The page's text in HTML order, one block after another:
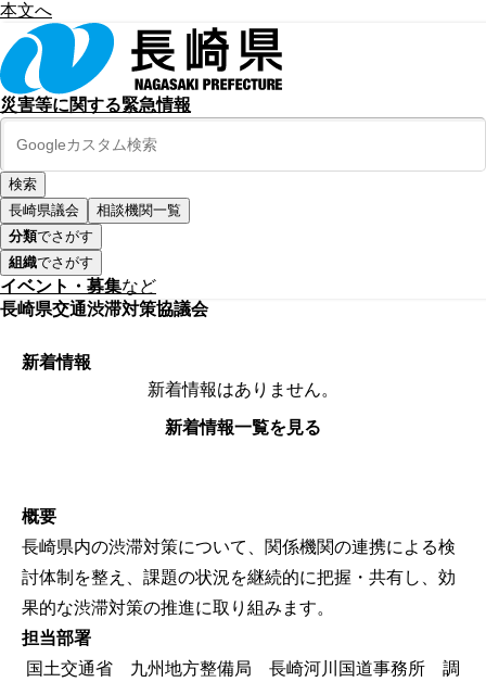
本文へ
災害等に関する緊急情報
長崎県議会
相談機関一覧
分類でさがす
組織でさがす
イベント・募集など
長崎県交通渋滞対策協議会
新着情報
新着情報はありません。
新着情報一覧を見る
概要
長崎県内の渋滞対策について、関係機関の連携による検
討体制を整え、課題の状況を継続的に把握・共有し、効
果的な渋滞対策の推進に取り組みます。
担当部署
国土交通省 九州地方整備局 長崎河川国道事務所 調